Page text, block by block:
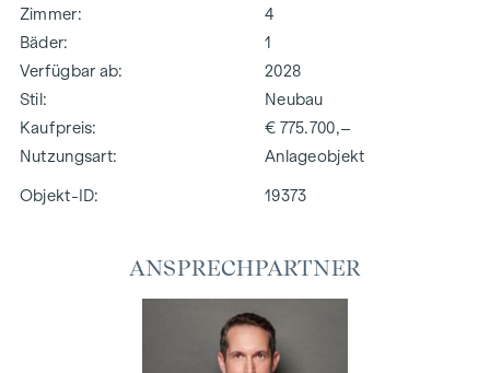
Zimmer
4
Bäder
1
Verfügbar ab
2028
Stil
Neubau
Kaufpreis
€ 775.700,–
Nutzungsart
Anlageobjekt
Objekt-ID: 19373
ANSPRECHPARTNER